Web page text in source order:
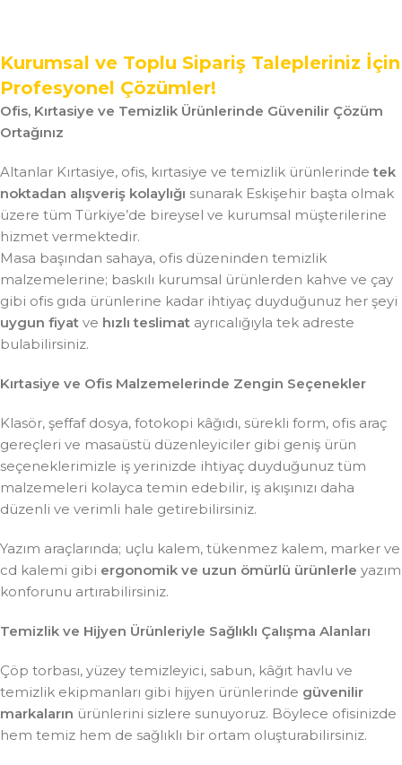
Kurumsal ve Toplu Sipariş Talepleriniz İçin
Profesyonel Çözümler!
Ofis, Kırtasiye ve Temizlik Ürünlerinde Güvenilir Çözüm
Ortağınız
Altanlar Kırtasiye, ofis, kırtasiye ve temizlik ürünlerindetek
noktadan alışveriş kolaylığı sunarak Eskişehir başta olmak
üzere tüm Türkiye’de bireysel ve kurumsal müşterilerine
hizmet vermektedir.
Masa başından sahaya, ofis düzeninden temizlik
malzemelerine; baskılı kurumsal ürünlerden kahve ve çay
gibi ofis gıda ürünlerine kadar ihtiyaç duyduğunuz her şeyi
uygun fiyat ve hızlı teslimat ayrıcalığıyla tek adreste
bulabilirsiniz.
Kırtasiye ve Ofis Malzemelerinde Zengin Seçenekler
Klasör, şeffaf dosya, fotokopi kâğıdı, sürekli form, ofis araç
gereçleri ve masaüstü düzenleyiciler gibi geniş ürün
seçeneklerimizle iş yerinizde ihtiyaç duyduğunuz tüm
malzemeleri kolayca temin edebilir, iş akışınızı daha
düzenli ve verimli hale getirebilirsiniz.
Yazım araçlarında; uçlu kalem, tükenmez kalem, marker ve
cd kalemi gibi ergonomik ve uzun ömürlü ürünlerle yazım
konforunu artırabilirsiniz.
Temizlik ve Hijyen Ürünleriyle Sağlıklı Çalışma Alanları
Çöp torbası, yüzey temizleyici, sabun, kâğıt havlu ve
temizlik ekipmanları gibi hijyen ürünlerinde güvenilir
markaların ürünlerini sizlere sunuyoruz. Böylece ofisinizde
hem temiz hem de sağlıklı bir ortam oluşturabilirsiniz.